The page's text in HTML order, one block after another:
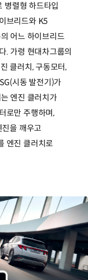
렬형 하드타입
브리드와 K5
어느 하이브리드
. 가령 현대차그룹의
클러치, 구동모터,
시동 발전기)가
엔진 클러치가
로만 주행하며,
을 깨우고
엔진 클러치로